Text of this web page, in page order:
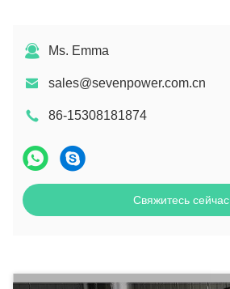
Ms. Emma
sales@sevenpower.com.cn
86-15308181874
Свяжитесь сейчас